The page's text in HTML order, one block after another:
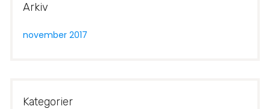
Arkiv
november 2017
Kategorier